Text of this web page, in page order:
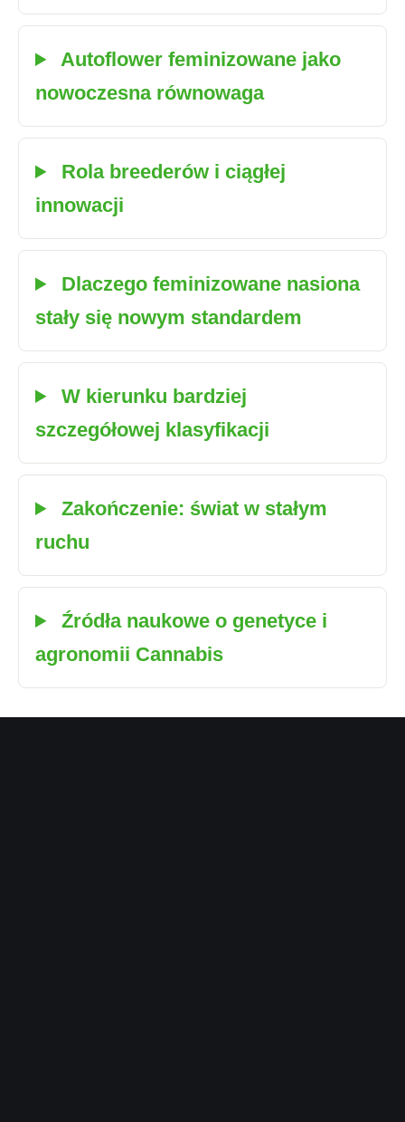
Autoflower feminizowane jako
nowoczesna równowaga
Rola breederów i ciągłej
innowacji
Dlaczego feminizowane nasiona
stały się nowym standardem
W kierunku bardziej
szczegółowej klasyfikacji
Zakończenie: świat w stałym
ruchu
Źródła naukowe o genetyce i
agronomii Cannabis